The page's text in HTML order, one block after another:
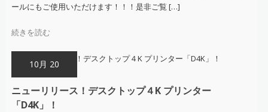
ールにもご使用いただけます！！！是非ご覧 […]
続きを読む
10月 20
ニューリリース！デスクトップ４K プリンター
「D4K」！